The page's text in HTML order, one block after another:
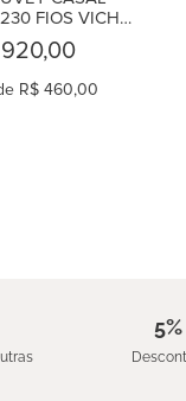
FIOS VICHY
BEGE
R$ 460,00